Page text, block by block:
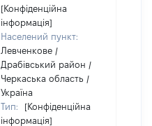
[Конфіденційна
інформація]
Населений пункт:
Левченкове /
Драбівський район /
Черкаська область /
Україна
Тип:
[Конфіденційна
інформація]